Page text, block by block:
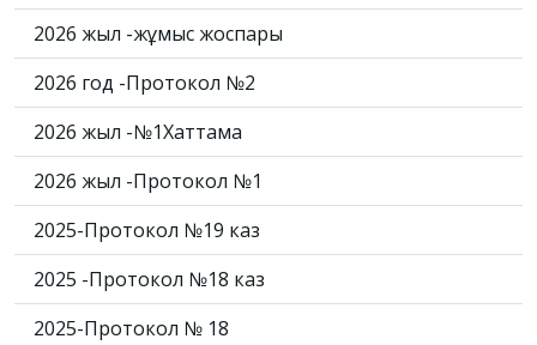
2026 жыл -жұмыс жоспары
2026 год -Протокол №2
2026 жыл -№1Хаттама
2026 жыл -Протокол №1
2025-Протокол №19 каз
2025 -Протокол №18 каз
2025-Протокол № 18